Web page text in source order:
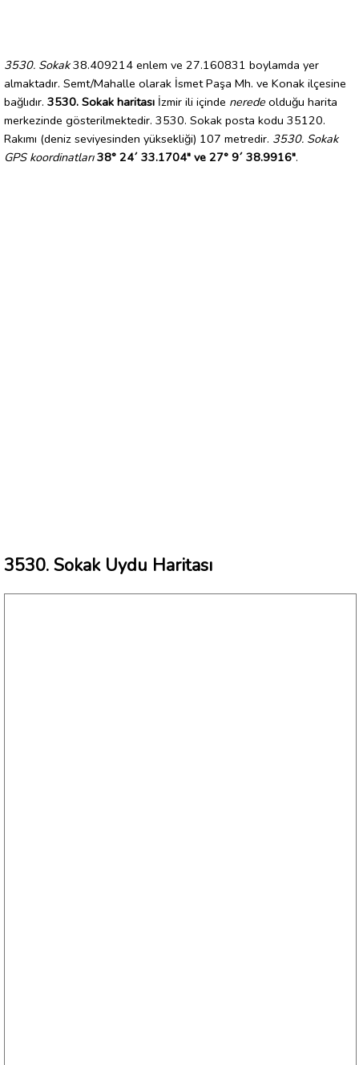
3530. Sokak38.409214 enlem ve 27.160831 boylamda yer
almaktadır. Semt/Mahalle olarak İsmet Paşa Mh. ve Konak ilçesine
bağlıdır. 3530. Sokak haritası İzmir ili içinde nerede olduğu harita
merkezinde gösterilmektedir. 3530. Sokak posta kodu 35120.
Rakımı (deniz seviyesinden yüksekliği) 107 metredir. 3530. Sokak
GPS koordinatları 38° 24´ 33.1704" ve 27° 9´ 38.9916".
3530. Sokak Uydu Haritası